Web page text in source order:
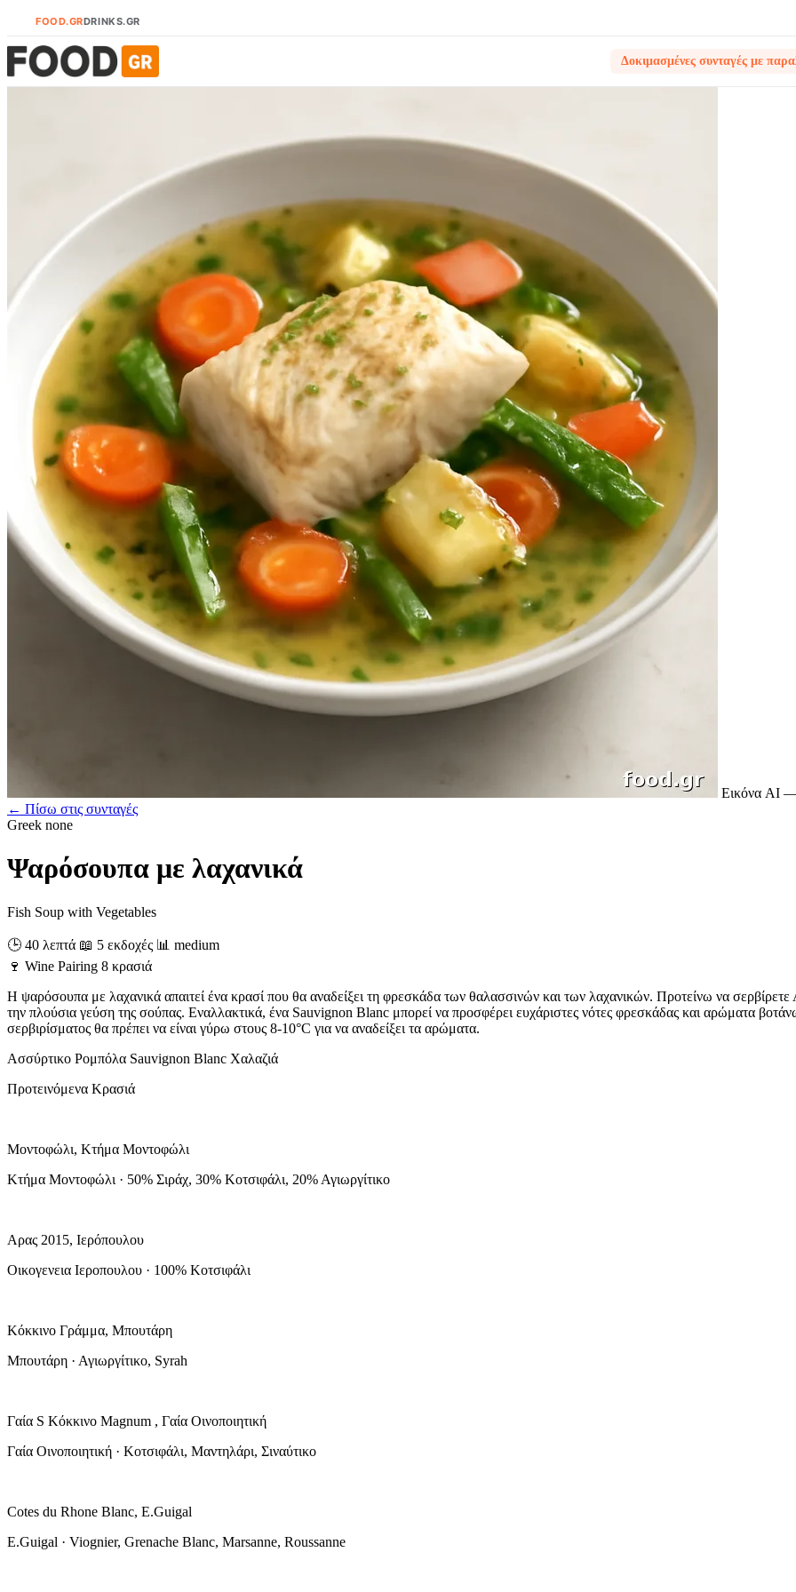
FOOD.GRDRINKS.GR
Δοκιμασμένες συνταγές με
Εικόνα AI —
← Πίσω στις συνταγές
Greek none
Ψαρόσουπα με λαχανικά
Fish Soup with Vegetables
🕒 40 λεπτά 📖 5 εκδοχές 📊 medium
🍷 Wine Pairing 8 κρασιά
Η ψαρόσουπα με λαχανικά απαιτεί ένα κρασί που θα αναδείξει τη φρεσκάδα των θαλασσινών και των λαχανικών. Προτείνω να
την πλούσια γεύση της σούπας. Εναλλακτικά, ένα Sauvignon Blanc μπορεί να προσφέρει ευχάριστες νότες φρεσκάδας και αρώματα
σερβιρίσματος θα πρέπει να είναι γύρω στους 8-10°C για να αναδείξει τα αρώματα.
Ασσύρτικο Ρομπόλα Sauvignon Blanc Χαλαζιά
Προτεινόμενα Κρασιά
Μοντοφώλι, Κτήμα Μοντοφώλι
Κτήμα Μοντοφώλι · 50% Σιράχ, 30% Κοτσιφάλι, 20% Αγιωργίτικο
Αρας 2015, Ιερόπουλου
Οικογενεια Ιεροπουλου · 100% Κοτσιφάλι
Κόκκινο Γράμμα, Μπουτάρη
Μπουτάρη · Αγιωργίτικο, Syrah
Γαία S Κόκκινο Magnum , Γαία Οινοποιητική
Γαία Οινοποιητική · Κοτσιφάλι, Μαντηλάρι, Σιναύτικο
Cotes du Rhone Blanc, E.Guigal
E.Guigal · Viognier, Grenache Blanc, Marsanne, Roussanne